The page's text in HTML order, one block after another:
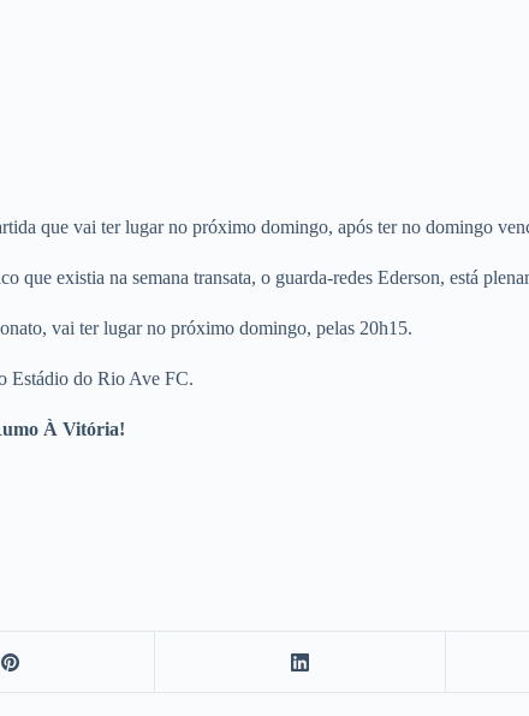
que vai ter lugar no próximo domingo, após ter no domingo
existia na semana transata, o guarda-redes Ederson, está
vai ter lugar no próximo domingo, pelas 20h15.
Estádio do Rio Ave FC.
À Vitória!